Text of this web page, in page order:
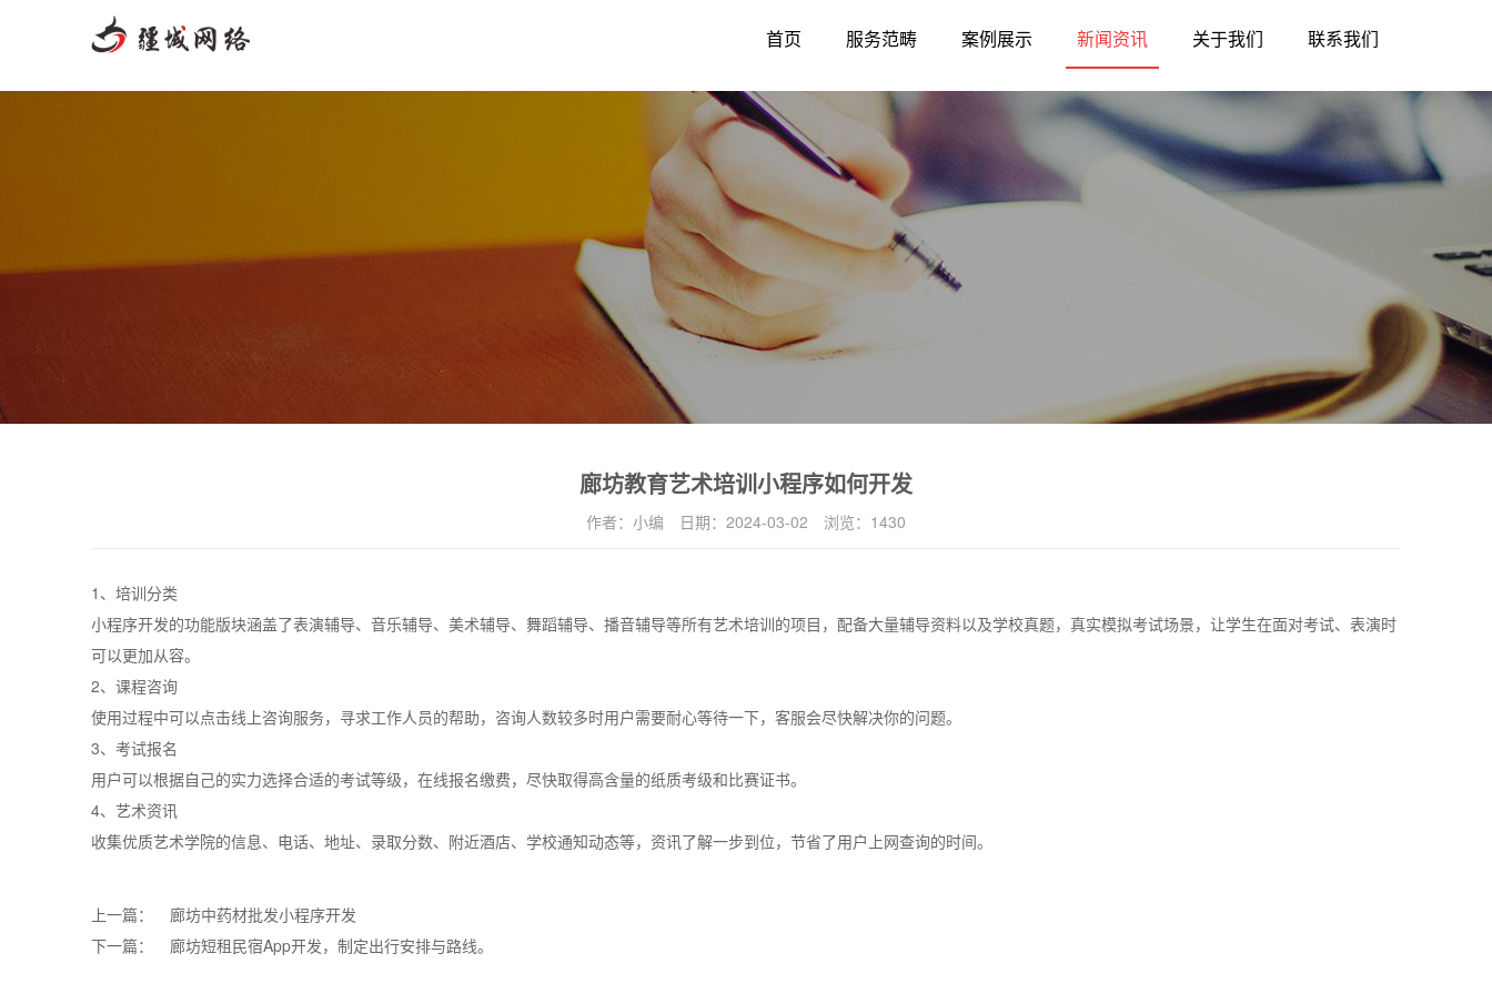
首页 服务范畴 案例展示 新闻资讯 关于我们 联系我们
廊坊教育艺术培训小程序如何开发
作者： 小编 日期： 2024-03-02 浏览： 1430
1、培训分类
小程序开发的功能版块涵盖了表演辅导、音乐辅导、美术辅导、舞蹈辅导、播音辅导等所有艺术培训的项目，配备大量辅导资料以及学校真题，真实模拟考试场景，让学生在面对考试、表演时
可以更加从容。
2、课程咨询
使用过程中可以点击线上咨询服务，寻求工作人员的帮助，咨询人数较多时用户需要耐心等待一下，客服会尽快解决你的问题。
3、考试报名
用户可以根据自己的实力选择合适的考试等级，在线报名缴费，尽快取得高含量的纸质考级和比赛证书。
4、艺术资讯
收集优质艺术学院的信息、电话、地址、录取分数、附近酒店、学校通知动态等，资讯了解一步到位，节省了用户上网查询的时间。
上一篇：
廊坊中药材批发小程序开发
下一篇：
廊坊短租民宿App开发，制定出行安排与路线。